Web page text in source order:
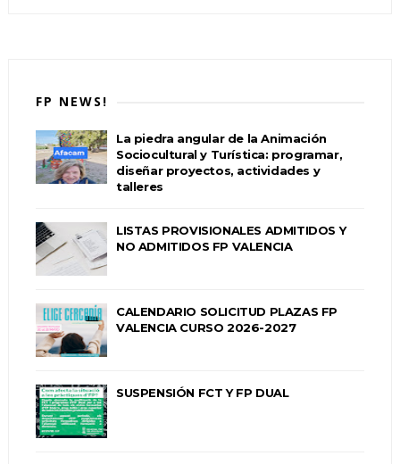
FP NEWS!
La piedra angular de la Animación
Sociocultural y Turística: programar,
diseñar proyectos, actividades y
talleres
LISTAS PROVISIONALES ADMITIDOS Y
NO ADMITIDOS FP VALENCIA
CALENDARIO SOLICITUD PLAZAS FP
VALENCIA CURSO 2026-2027
SUSPENSIÓN FCT Y FP DUAL